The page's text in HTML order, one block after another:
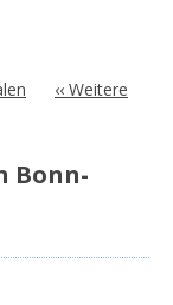
‹‹ Weitere
Bonn-